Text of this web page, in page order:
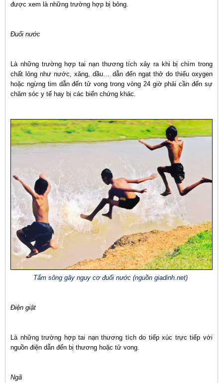
được xem là những trường hợp bị bỏng.
Đuối nước
Là những trường hợp tai nạn thương tích xảy ra khi bị chìm trong
chất lỏng như nước, xăng, dầu… dẫn đến ngạt thở do thiếu oxygen
hoặc ngừng tim dẫn đến tử vong trong vòng 24 giờ phải cần đến sự
chăm sóc y tế hay bị các biến chứng khác.
Tắm sông gây nguy cơ đuối nước (nguồn giadinh.net)
Điện giật
Là những trường hợp tai nạn thương tích do tiếp xúc trực tiếp với
nguồn điện dẫn đến bị thương hoặc tử vong.
Ngã